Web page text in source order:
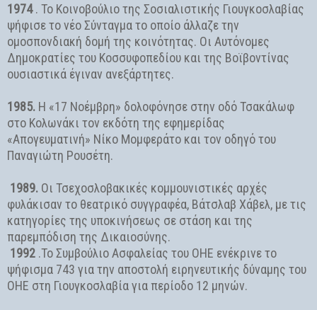
1974. Το Κοινοβούλιο της Σοσιαλιστικής Γιουγκοσλαβίας
ψήφισε το νέο Σύνταγμα το οποίο άλλαζε την
ομοσπονδιακή δομή της κοινότητας. Οι Αυτόνομες
Δημοκρατίες του Κοσσυφοπεδίου και της Βοϊβοντίνας
ουσιαστικά έγιναν ανεξάρτητες.
1985. Η «17 Νοέμβρη» δολοφόνησε στην οδό Τσακάλωφ
στο Κολωνάκι τον εκδότη της εφημερίδας
«Απογευματινή» Νίκο Μομφεράτο και τον οδηγό του
Παναγιώτη Ρουσέτη.
1989. Οι Τσεχοσλοβακικές κομμουνιστικές αρχές
φυλάκισαν το θεατρικό συγγραφέα, Βάτσλαβ Χάβελ, με τις
κατηγορίες της υποκινήσεως σε στάση και της
παρεμπόδιση της Δικαιοσύνης.
1992 .Το Συμβούλιο Ασφαλείας του ΟΗΕ ενέκρινε το
ψήφισμα 743 για την αποστολή ειρηνευτικής δύναμης του
ΟΗΕ στη Γιουγκοσλαβία για περίοδο 12 μηνών.